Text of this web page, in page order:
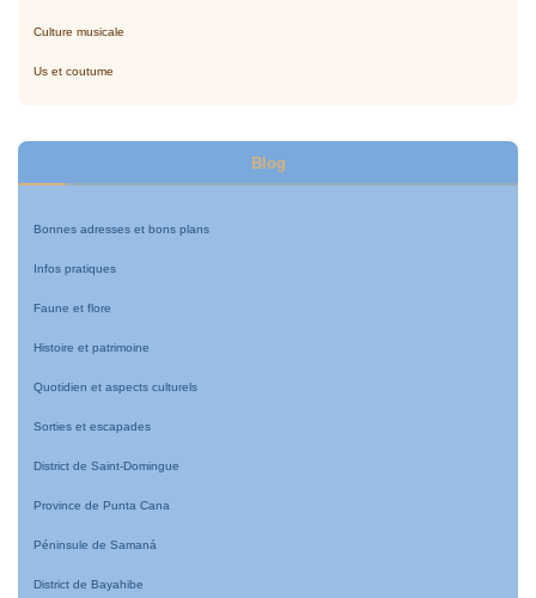
Culture musicale
Us et coutume
Blog
Bonnes adresses et bons plans
Infos pratiques
Faune et flore
Histoire et patrimoine
Quotidien et aspects culturels
Sorties et escapades
District de Saint-Domingue
Province de Punta Cana
Péninsule de Samaná
District de Bayahibe